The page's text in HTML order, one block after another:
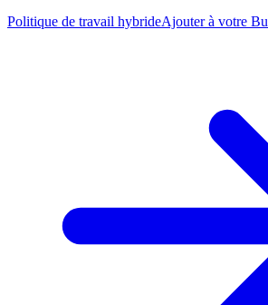
Politique de travail hybrideAjouter à votre